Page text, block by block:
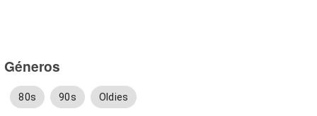
Géneros
80s 90s Oldies